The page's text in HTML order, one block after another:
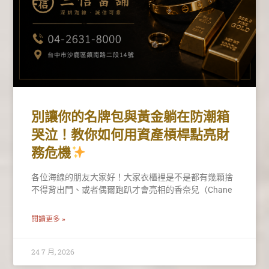
別讓你的名牌包與黃金躺在防潮箱
哭泣！教你如何用資產槓桿點亮財
務危機
各位海線的朋友大家好！大家衣櫃裡是不是都有幾顆捨
不得背出門、或者偶爾跑趴才會亮相的香奈兒（Chane
閱讀更多 »
24 7 月, 2026